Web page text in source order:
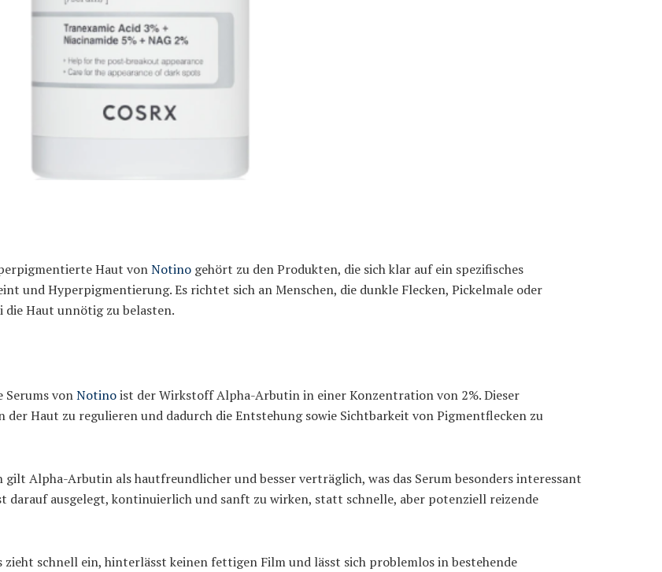
Haut vonNotino gehört zu den Produkten, die sich klar auf ein spezifisches
und Hyperpigmentierung. Es richtet sich an Menschen, die dunkle Flecken, Pickelmale oder
die Haut unnötig zu belasten.
Serums vonNotinoist der Wirkstoff Alpha-Arbutin in einer Konzentration von 2%. Dieser
Haut zu regulieren und dadurch die Entstehung sowie Sichtbarkeit von Pigmentflecken zu
Alpha-Arbutin als hautfreundlicher und besser verträglich, was das Serum besonders interessant
ausgelegt, kontinuierlich und sanft zu wirken, statt schnelle, aber potenziell reizende
schnell ein, hinterlässt keinen fettigen Film und lässt sich problemlos in bestehende